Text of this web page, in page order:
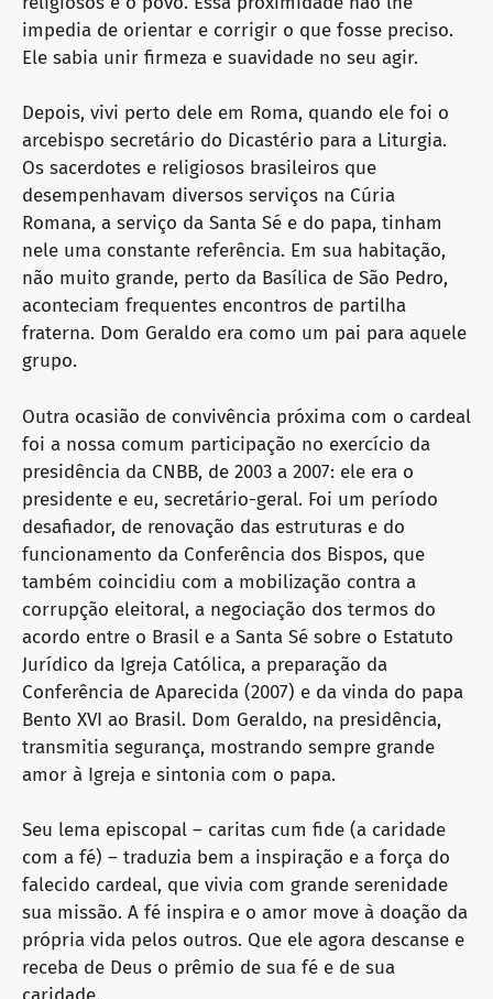
impedia de orientar e corrigir o que fosse preciso.
Ele sabia unir firmeza e suavidade no seu agir.
Depois, vivi perto dele em Roma, quando ele foi o
arcebispo secretário do Dicastério para a Liturgia.
Os sacerdotes e religiosos brasileiros que
desempenhavam diversos serviços na Cúria
Romana, a serviço da Santa Sé e do papa, tinham
nele uma constante referência. Em sua habitação,
não muito grande, perto da Basílica de São Pedro,
aconteciam frequentes encontros de partilha
fraterna. Dom Geraldo era como um pai para aquele
grupo.
Outra ocasião de convivência próxima com o cardeal
foi a nossa comum participação no exercício da
presidência da CNBB, de 2003 a 2007: ele era o
presidente e eu, secretário-geral. Foi um período
desafiador, de renovação das estruturas e do
funcionamento da Conferência dos Bispos, que
também coincidiu com a mobilização contra a
corrupção eleitoral, a negociação dos termos do
acordo entre o Brasil e a Santa Sé sobre o Estatuto
Jurídico da Igreja Católica, a preparação da
Conferência de Aparecida (2007) e da vinda do papa
Bento XVI ao Brasil. Dom Geraldo, na presidência,
transmitia segurança, mostrando sempre grande
amor à Igreja e sintonia com o papa.
Seu lema episcopal – caritas cum fide (a caridade
com a fé) – traduzia bem a inspiração e a força do
falecido cardeal, que vivia com grande serenidade
sua missão. A fé inspira e o amor move à doação da
própria vida pelos outros. Que ele agora descanse e
receba de Deus o prêmio de sua fé e de sua